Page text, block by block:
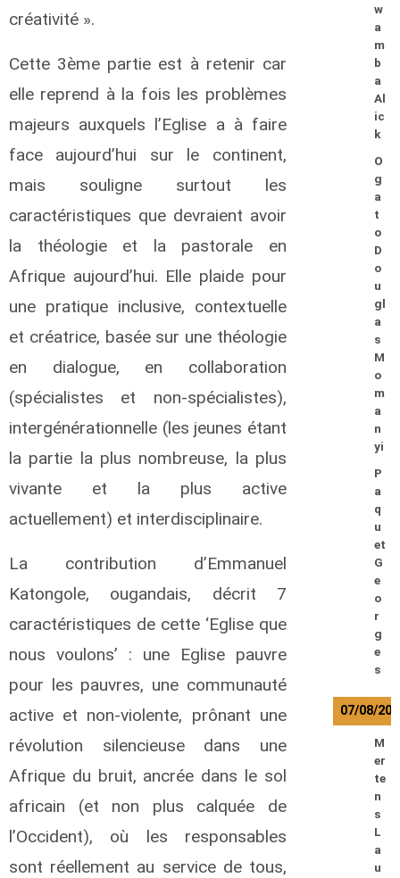
créativité ».
Cette 3ème partie est à retenir car
elle reprend à la fois les problèmes
majeurs auxquels l’Eglise a à faire
face aujourd’hui sur le continent,
mais souligne surtout les
caractéristiques que devraient avoir
la théologie et la pastorale en
Afrique aujourd’hui. Elle plaide pour
une pratique inclusive, contextuelle
et créatrice, basée sur une théologie
en dialogue, en collaboration
(spécialistes et non-spécialistes),
intergénérationnelle (les jeunes étant
la partie la plus nombreuse, la plus
vivante et la plus active
actuellement) et interdisciplinaire.
La contribution d’Emmanuel
Katongole, ougandais, décrit 7
caractéristiques de cette ‘Eglise que
nous voulons’ : une Eglise pauvre
pour les pauvres, une communauté
active et non-violente, prônant une
révolution silencieuse dans une
Afrique du bruit, ancrée dans le sol
africain (et non plus calquée de
l’Occident), où les responsables
sont réellement au service de tous,
w
a
m
b
a
Al
ic
k
O
g
a
t
o
D
o
u
gl
a
s
M
o
m
a
n
yi
P
a
q
u
et
G
e
o
r
g
e
s
07/08/
M
er
te
n
s
L
a
u